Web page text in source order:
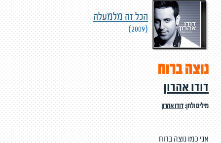
הכל זה מלמעלה
(2009)
נוצה ברוח
דודו אהרון
מילים ולחן:דודו אהרון
אני כמו נוצה ברוח